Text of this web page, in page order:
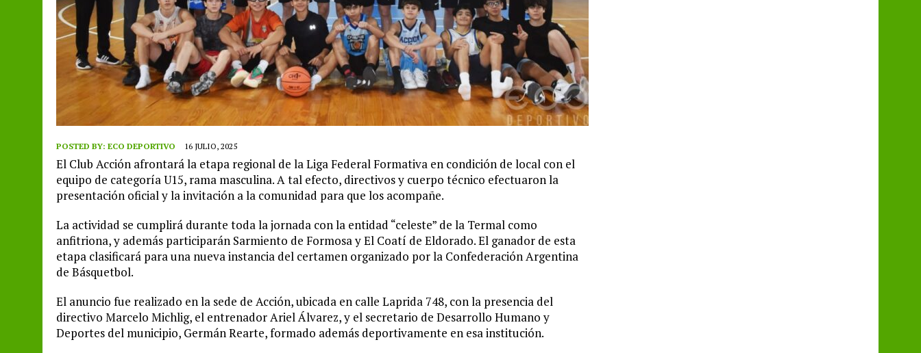
POSTED BY: ECO DEPORTIVO 16 JULIO, 2025
El Club Acción afrontará la etapa regional de la Liga Federal Formativa en condición de local con el
equipo de categoría U15, rama masculina. A tal efecto, directivos y cuerpo técnico efectuaron la
presentación oficial y la invitación a la comunidad para que los acompañe.
La actividad se cumplirá durante toda la jornada con la entidad “celeste” de la Termal como
anfitriona, y además participarán Sarmiento de Formosa y El Coatí de Eldorado. El ganador de esta
etapa clasificará para una nueva instancia del certamen organizado por la Confederación Argentina
de Básquetbol.
El anuncio fue realizado en la sede de Acción, ubicada en calle Laprida 748, con la presencia del
directivo Marcelo Michlig, el entrenador Ariel Álvarez, y el secretario de Desarrollo Humano y
Deportes del municipio, Germán Rearte, formado además deportivamente en esa institución.